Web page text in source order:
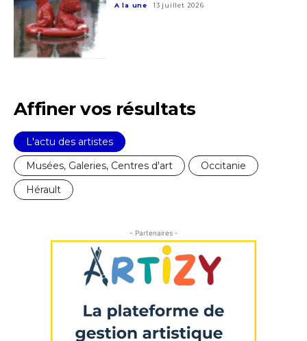
* Champ obligatoire
Statut / Organisation
* Champ obligatoire
A la une 13 juillet 2026
Affiner vos résultats
L'actu des artistes
Musées, Galeries, Centres d'art
Occitanie
Hérault
- Partenaires -